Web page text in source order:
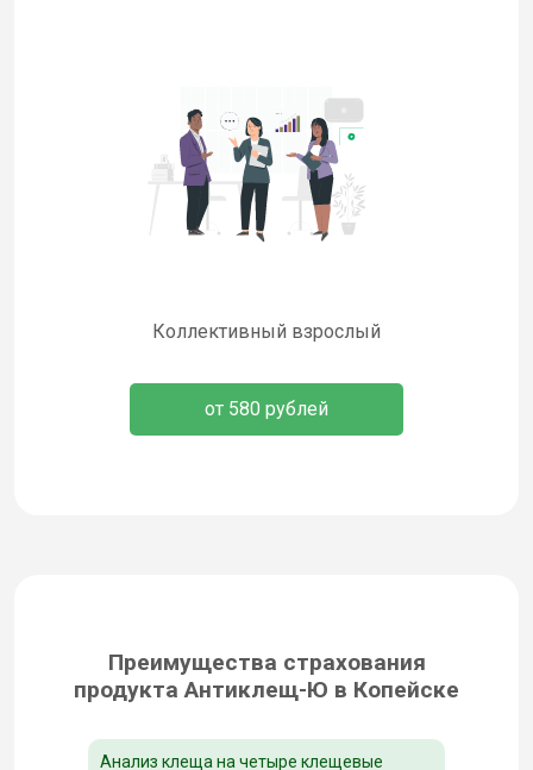
Коллективный взрослый
от 580 рублей
Преимущества страхования
продукта Антиклещ-Ю в Копейске
Анализ клеща на четыре клещевые